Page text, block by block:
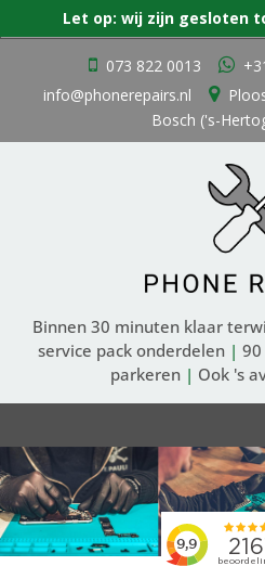
073 822 0013
info@phonerepairs.nl
Bosch ('s-
Binnen 30 minuten klaar
service pack onderdelen |
parkeren| Ook 's
Let op: wij zijn gesloten